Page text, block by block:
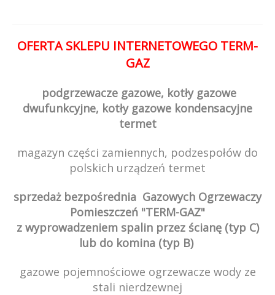
OFERTA SKLEPU INTERNETOWEGO TERM-
GAZ
podgrzewacze gazowe, kotły gazowe
dwufunkcyjne, kotły gazowe kondensacyjne
termet
magazyn części zamiennych, podzespołów do
polskich urządzeń termet
sprzedaż bezpośrednia Gazowych Ogrzewaczy
Pomieszczeń "TERM-GAZ"
z wyprowadzeniem spalin przez ścianę (typ C)
lub do komina (typ B)
gazowe pojemnościowe ogrzewacze wody ze
stali nierdzewnej